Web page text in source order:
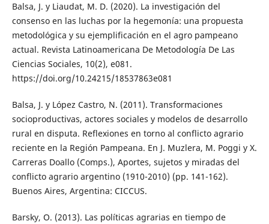
Balsa, J. y Liaudat, M. D. (2020). La investigación del
consenso en las luchas por la hegemonía: una propuesta
metodológica y su ejemplificación en el agro pampeano
actual. Revista Latinoamericana De Metodología De Las
Ciencias Sociales, 10(2), e081.
https://doi.org/10.24215/18537863e081
Balsa, J. y López Castro, N. (2011). Transformaciones
socioproductivas, actores sociales y modelos de desarrollo
rural en disputa. Reflexiones en torno al conflicto agrario
reciente en la Región Pampeana. En J. Muzlera, M. Poggi y X.
Carreras Doallo (Comps.), Aportes, sujetos y miradas del
conflicto agrario argentino (1910-2010) (pp. 141-162).
Buenos Aires, Argentina: CICCUS.
Barsky, O. (2013). Las políticas agrarias en tiempo de